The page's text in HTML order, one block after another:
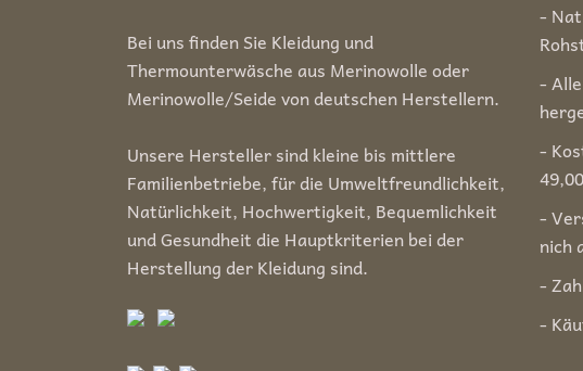
Bei uns finden Sie Kleidung und
Thermounterwäsche aus Merinowolle oder
Merinowolle/Seide von deutschen Herstellern.
Unsere Hersteller sind kleine bis mittlere
Familienbetriebe, für die Umweltfreundlichkeit,
Natürlichkeit, Hochwertigkeit, Bequemlichkeit
und Gesundheit die Hauptkriterien bei der
Herstellung der Kleidung sind.
-
-
-
-
nich
-
-